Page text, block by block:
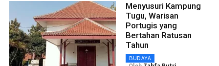
Menyusuri Kampung
Tugu, Warisan
Portugis yang
Bertahan Ratusan
Tahun
BUDAYA